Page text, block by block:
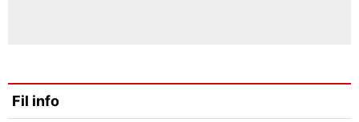
Fil info